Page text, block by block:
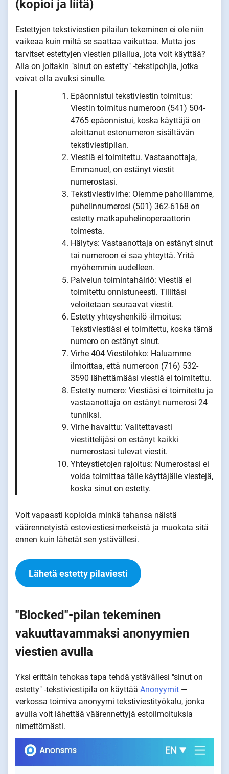
(kopioi ja liitä)
Estettyjen tekstiviestien pilailun tekeminen ei ole niin
vaikeaa kuin miltä se saattaa vaikuttaa. Mutta jos
tarvitset estettyjen viestien pilailua, jota voit käyttää?
Alla on joitakin "sinut on estetty" -tekstipohjia, jotka
voivat olla avuksi sinulle.
Epäonnistui tekstiviestin toimitus:
Viestin toimitus numeroon (541) 504-
4765 epäonnistui, koska käyttäjä on
aloittanut estonumeron sisältävän
tekstiviestipilan.
Viestiä ei toimitettu. Vastaanottaja,
Emmanuel, on estänyt viestit
numerostasi.
Tekstiviestivirhe: Olemme pahoillamme,
puhelinnumerosi (501) 362-6168 on
estetty matkapuhelinoperaattorin
toimesta.
Hälytys: Vastaanottaja on estänyt sinut
tai numeroon ei saa yhteyttä. Yritä
myöhemmin uudelleen.
Palvelun toimintahäiriö: Viestiä ei
toimitettu onnistuneesti. Tililtäsi
veloitetaan seuraavat viestit.
Estetty yhteyshenkilö -ilmoitus:
Tekstiviestiäsi ei toimitettu, koska tämä
numero on estänyt sinut.
Virhe 404 Viestilohko: Haluamme
ilmoittaa, että numeroon (716) 532-
3590 lähettämääsi viestiä ei toimitettu.
Estetty numero: Viestiäsi ei toimitettu ja
vastaanottaja on estänyt numerosi 24
tunniksi.
Virhe havaittu: Valitettavasti
viestittelijäsi on estänyt kaikki
numerostasi tulevat viestit.
Yhteystietojen rajoitus: Numerostasi ei
voida toimittaa tälle käyttäjälle viestejä,
koska sinut on estetty.
Voit vapaasti kopioida minkä tahansa näistä
väärennetyistä estoviestiesimerkeistä ja muokata sitä
ennen kuin lähetät sen ystävällesi.
Lähetä estetty pilaviesti
"Blocked"-pilan tekeminen
vakuuttavammaksi anonyymien
viestien avulla
Yksi erittäin tehokas tapa tehdä ystävällesi "sinut on
estetty" -tekstiviestipila on käyttää Anonyymit —
verkossa toimiva anonyymi tekstiviestityökalu, jonka
avulla voit lähettää väärennettyjä estoilmoituksia
nimettömästi.